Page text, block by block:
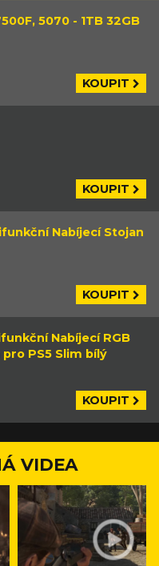
5070 - 1TB 32GB
KOUPIT
KOUPIT
Nabíjecí Stojan
KOUPIT
Nabíjecí RGB
PS5 Slim bílý
KOUPIT
VIDEA